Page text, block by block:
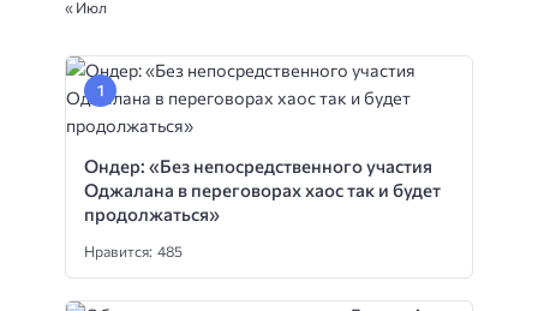
« Июл
Ондер: «Без непосредственного участия
Оджалана в переговорах хаос так и будет
продолжаться»
Нравится: 485